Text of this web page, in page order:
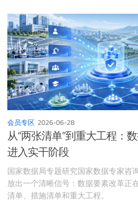
进“数据产权即服务”，说明地方正在
易、融资等环节打包成服务体系；能
能源电力消费核算、绿电算力协同和
究共同表明，新质生产力竞争正在从
源、算力与制度供给的系统组织能力
会员专区 2026-06-28
从“两张清单”到重大工程：
进入实干阶段
国家数据局专题研究国家数据专家咨
放出一个清晰信号：数据要素改革正
清单、措施清单和重大工程。